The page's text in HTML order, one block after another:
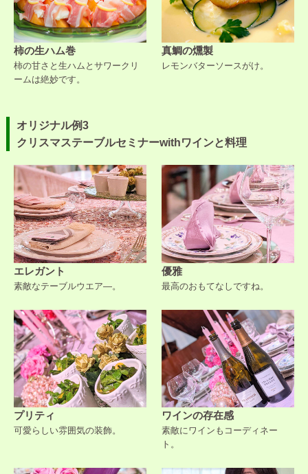
柿の生ハム巻
柿の甘さと生ハムとサワークリ
ームは絶妙です。
真鯛の燻製
レモンバターソースがけ。
オリジナル例3
クリスマステーブルセミナーwithワインと料理
エレガント
素敵なテーブルウエア―。
優雅
最高のおもてなしですね。
プリティ
可愛らしい雰囲気の装飾。
ワインの存在感
素敵にワインもコーディネー
ト。